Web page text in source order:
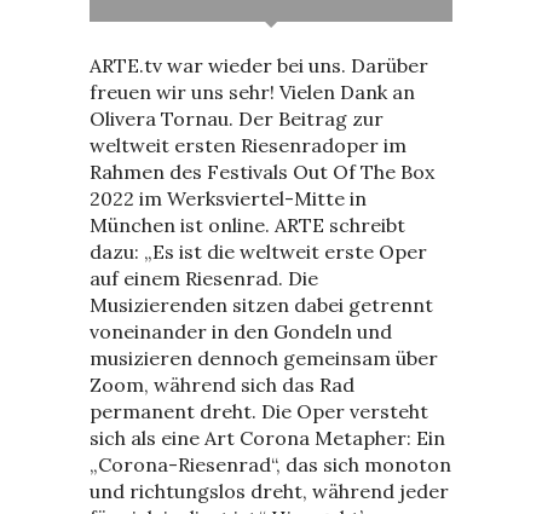
ARTE.tv war wieder bei uns. Darüber
freuen wir uns sehr! Vielen Dank an
Olivera Tornau. Der Beitrag zur
weltweit ersten Riesenradoper im
Rahmen des Festivals Out Of The Box
2022 im Werksviertel-Mitte in
München ist online. ARTE schreibt
dazu: „Es ist die weltweit erste Oper
auf einem Riesenrad. Die
Musizierenden sitzen dabei getrennt
voneinander in den Gondeln und
musizieren dennoch gemeinsam über
Zoom, während sich das Rad
permanent dreht. Die Oper versteht
sich als eine Art Corona Metapher: Ein
„Corona-Riesenrad“, das sich monoton
und richtungslos dreht, während jeder